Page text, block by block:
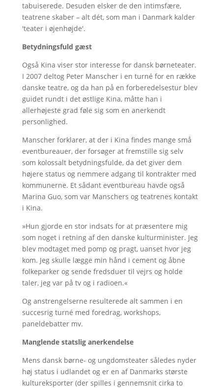
tabuiserede. Desuden elsker de den intimsfære,
teatrene skaber – alt dét, som man i Danmark kalder
'teater i øjenhøjde'.
Betydningsfuld gæst
Også Kina viser stor interesse for dansk børneteater.
I 2007 deltog Peter Manscher i en turné for en række
danske teatre, og da han på en forberedelsestur blev
guidet rundt i det østlige Kina, måtte han i
allerhøjeste grad føle sig som en anerkendt
personlighed.
Manscher forklarer, at der i Kina findes mange små
eventbureauer, der forsøger at fremstille sig selv
som kolossalt betydningsfulde, da det giver dem
højere status og nemmere adgang til kontrakter med
kommunerne. Et sådant eventbureau havde også
Marina Guo, som var Manschers og teatrenes kontakt
i Kina.
»Hun gjorde en stor indsats for at præsentere mig
som noget i retning af den danske kulturminister. Jeg
blev modtaget med pomp og pragt, uanset hvor jeg
kom. Jeg skulle lægge min hånd i cement og åbne
folkeparker og sende fredsduer til vejrs og holde
taler, jeg var på tv og i radioen.«
Og anstrengelserne resulterede alt sammen i en
succesrig turné med foredrag, workshops,
paneldebatter mv.
Manglende statslig anerkendelse
Mens dansk børne- og ungdomsteater således nyder
høj status i udlandet og er en af Danmarks største
kultureksporter (der spilles i gennemsnit cirka to